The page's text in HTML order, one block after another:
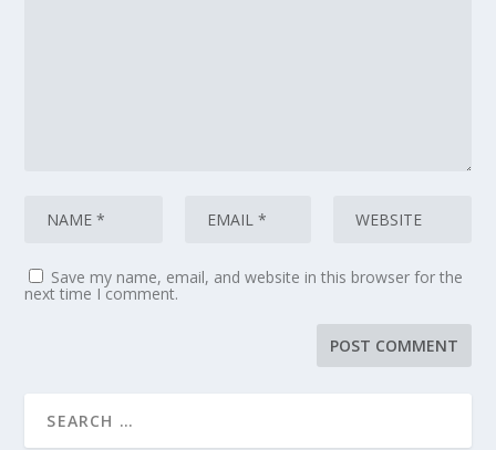
Save my name, email, and website in this browser for the
next time I comment.